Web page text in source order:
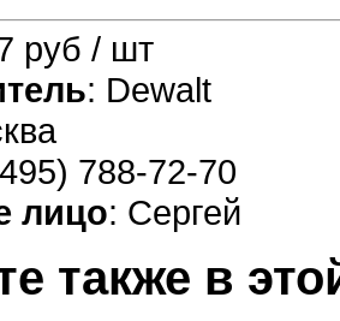
руб / шт
: Dewalt
788-72-70
лицо: Сергей
также в